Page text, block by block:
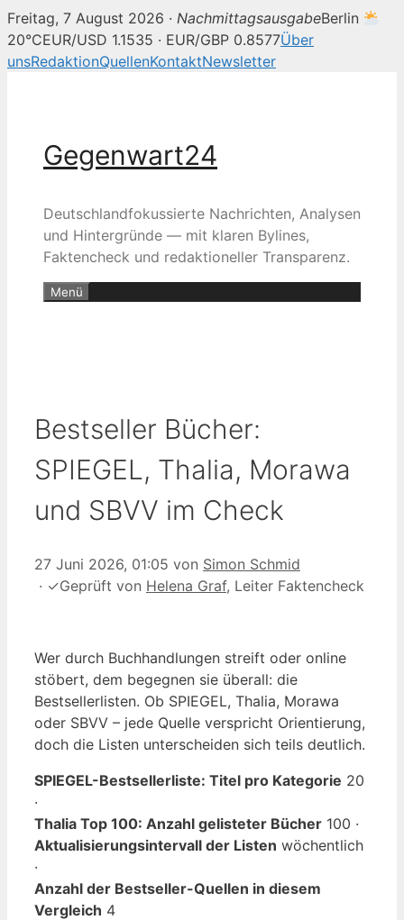
Freitag, 7 August 2026 · NachmittagsausgabeBerlin
20°CEUR/USD 1.1535 · EUR/GBP 0.8577Über
unsRedaktionQuellenKontaktNewsletter
Gegenwart24
Deutschlandfokussierte Nachrichten, Analysen
und Hintergründe — mit klaren Bylines,
Faktencheck und redaktioneller Transparenz.
Menü
Bestseller Bücher:
SPIEGEL, Thalia, Morawa
und SBVV im Check
27 Juni 2026, 01:05 von Simon Schmid
· ✓Geprüft von Helena Graf, Leiter Faktencheck
Wer durch Buchhandlungen streift oder online
stöbert, dem begegnen sie überall: die
Bestsellerlisten. Ob SPIEGEL, Thalia, Morawa
oder SBVV – jede Quelle verspricht Orientierung,
doch die Listen unterscheiden sich teils deutlich.
SPIEGEL-Bestsellerliste: Titel pro Kategorie 20
·
Thalia Top 100: Anzahl gelisteter Bücher 100 ·
Aktualisierungsintervall der Listen wöchentlich
·
Anzahl der Bestseller-Quellen in diesem
Vergleich 4